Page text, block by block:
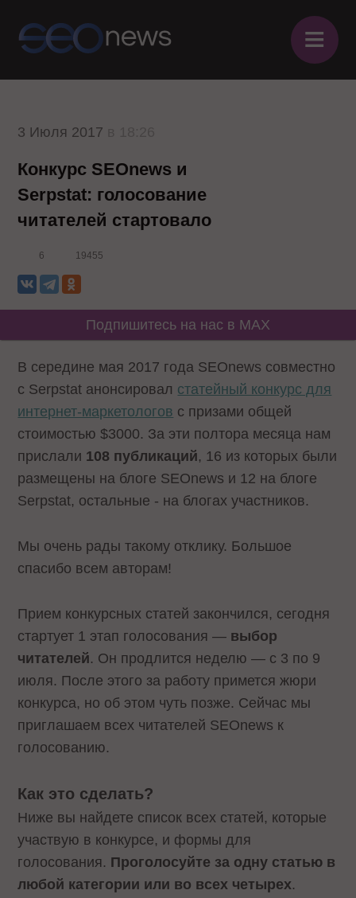
≡
3 Июля 2017
Конкурс SEOnews и
Serpstat: голосование
читателей стартовало
6 19455
Подпишитесь на нас в MAX
В середине мая 2017 года SEOnews совместно
с Serpstat анонсировал статейный конкурс для
интернет-маркетологов с призами общей
стоимостью $3000. За эти полтора месяца нам
прислали 108 публикаций, 16 из которых были
размещены на блоге SEOnews и 12 на блоге
Serpstat, остальные - на блогах участников.
Мы очень рады такому отклику. Большое
спасибо всем авторам!
Прием конкурсных статей закончился, сегодня
стартует 1 этап голосования — выбор
читателей. Он продлится неделю — с 3 по 9
июля. После этого за работу примется жюри
конкурса, но об этом чуть позже. Сейчас мы
приглашаем всех читателей SEOnews к
голосованию.
Как это сделать?
Ниже вы найдете список всех статей, которые
участвую в конкурсе, и формы для
голосования. Проголосуйте за одну статью в
любой категории или во всех четырех.